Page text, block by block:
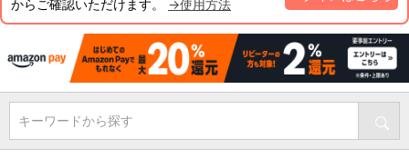
からご確認いただけます。 →使用方法
キーワードから探す